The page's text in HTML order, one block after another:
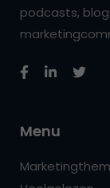
podcasts,
Menu